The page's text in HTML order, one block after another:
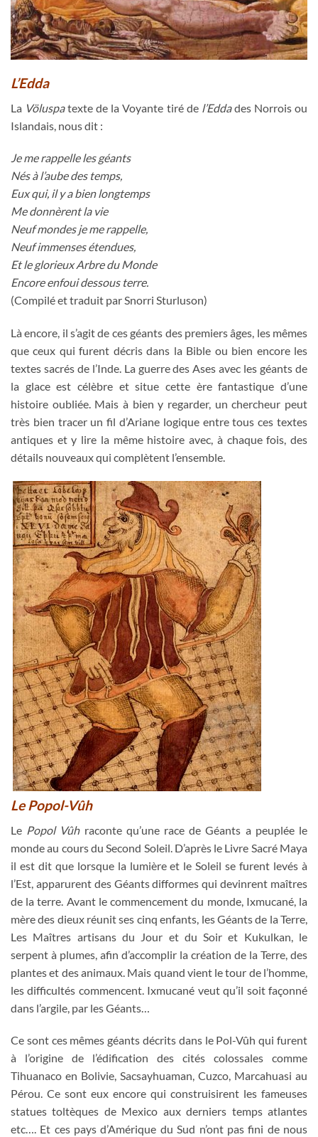
L’Edda
La Völuspatexte de la Voyante tiré de l’Eddades Norrois ou
Islandais, nous dit :
Je me rappelle les géants
Nés à l’aube des temps,
Eux qui, il y a bien longtemps
Me donnèrent la vie
Neuf mondes je me rappelle,
Neuf immenses étendues,
Et le glorieux Arbre du Monde
Encore enfoui dessous terre.
(Compilé et traduit par Snorri Sturluson)
Là encore, il s’agit de ces géants des premiers âges, les mêmes
que ceux qui furent décris dans la Bible ou bien encore les
textes sacrés de l’Inde. La guerre des Ases avec les géants de
la glace est célèbre et situe cette ère fantastique d’une
histoire oubliée. Mais à bien y regarder, un chercheur peut
très bien tracer un fil d’Ariane logique entre tous ces textes
antiques et y lire la même histoire avec, à chaque fois, des
détails nouveaux qui complètent l’ensemble.
Le Popol-Vûh
Le Popol Vûhraconte qu’une race de Géants a peuplée le
monde au cours du Second Soleil. D’après le Livre Sacré Maya
il est dit que lorsque la lumière et le Soleil se furent levés à
l’Est, apparurent des Géants difformes qui devinrent maîtres
de la terre. Avant le commencement du monde, Ixmucané, la
mère des dieux réunit ses cinq enfants, les Géants de la Terre,
Les Maîtres artisans du Jour et du Soir et Kukulkan, le
serpent à plumes, afin d’accomplir la création de la Terre, des
plantes et des animaux. Mais quand vient le tour de l’homme,
les difficultés commencent. Ixmucané veut qu’il soit façonné
dans l’argile, par les Géants…
Ce sont ces mêmes géants décrits dans le Pol-Vûh qui furent
à l’origine de l’édification des cités colossales comme
Tihuanaco en Bolivie, Sacsayhuaman, Cuzco, Marcahuasi au
Pérou. Ce sont eux encore qui construisirent les fameuses
statues toltèques de Mexico aux derniers temps atlantes
etc…. Et ces pays d’Amérique du Sud n’ont pas fini de nous